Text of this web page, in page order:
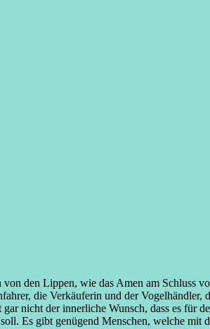
den Lippen, wie das Amen am Schluss
die Verkäuferin und der Vogelhändler,
nicht der innerliche Wunsch, dass es für
Es gibt genügend Menschen, welche mit